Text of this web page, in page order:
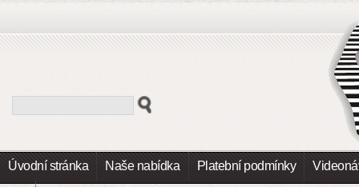
Úvodní stránka Naše nabídka Platební podmínky